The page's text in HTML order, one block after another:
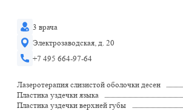
3 врача
Электрозаводская, д. 20
+7 495 664-97-64
Лазеротерапия слизистой оболочки десен
Пластика уздечки языка
Пластика уздечки верхней губы